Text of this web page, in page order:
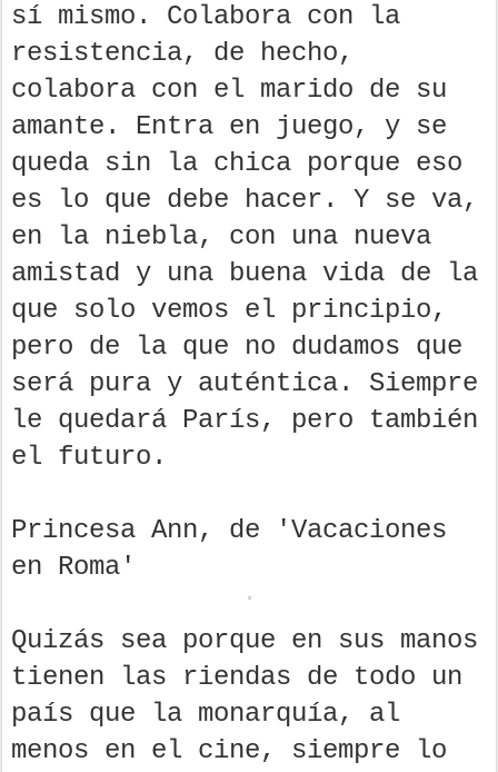
sí mismo. Colabora con la
resistencia, de hecho,
colabora con el marido de su
amante. Entra en juego, y se
queda sin la chica porque eso
es lo que debe hacer. Y se va,
en la niebla, con una nueva
amistad y una buena vida de la
que solo vemos el principio,
pero de la que no dudamos que
será pura y auténtica. Siempre
le quedará París, pero también
el futuro.
Princesa Ann, de 'Vacaciones
en Roma'
Quizás sea porque en sus manos
tienen las riendas de todo un
país que la monarquía, al
menos en el cine, siempre lo